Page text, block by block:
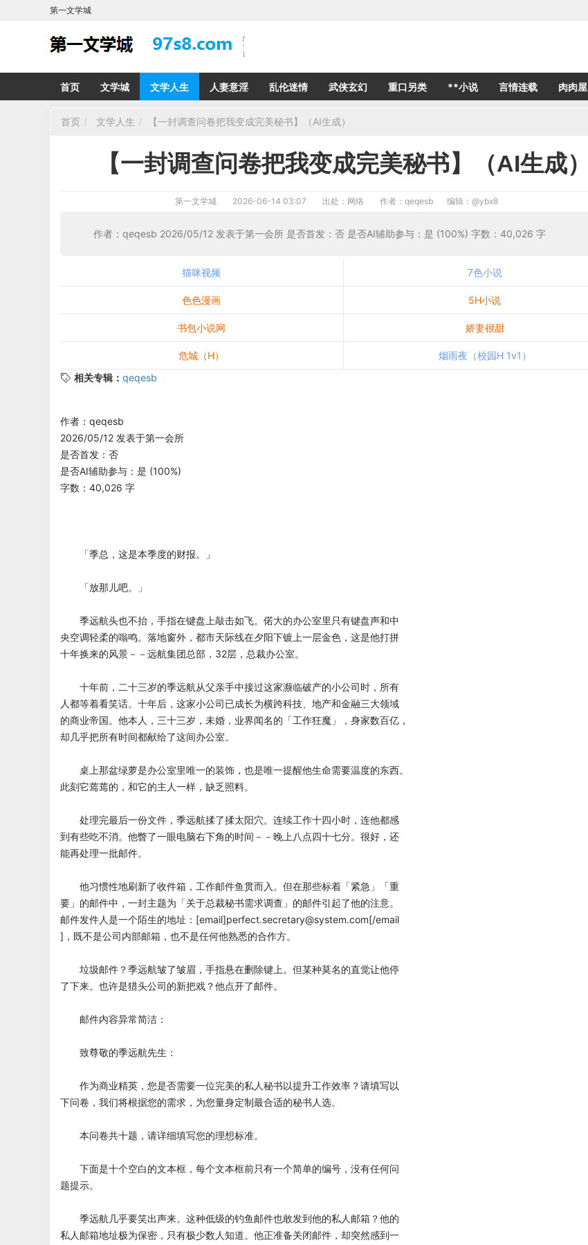
第一文学城
首页 文学城 文学人生 人妻意淫 乱伦迷情 武侠玄幻 重口另类 **小说 言情连载 肉肉屋
首页 文学人生 【一封调查问卷把我变成完美秘书】（AI生成）
【一封调查问卷把我变成完美秘书】（AI生成）
第一文学城 2026-06-14 03:07 出处：网络 作者：qeqesb 编辑： @ybx8
作者：qeqesb 2026/05/12 发表于第一会所 是否首发：否 是否AI辅助参与：是 (100%) 字数：40,026 字
猫咪视频 7色小说
色色漫画 5H小说
书包小说网 娇妻很甜
危城（H）
烟雨夜（校园H 1v1）
相关专辑： qeqesb
作者：qeqesb
2026/05/12 发表于第一会所
是否首发：否
是否AI辅助参与：是 (100%)
字数：40,026 字
「季总，这是本季度的财报。」
「放那儿吧。」
季远航头也不抬，手指在键盘上敲击如飞。偌大的办公室里只有键盘声和中
央空调轻柔的嗡鸣。落地窗外，都市天际线在夕阳下镀上一层金色，这是他打拼
十年换来的风景－－远航集团总部，32层，总裁办公室。
十年前，二十三岁的季远航从父亲手中接过这家濒临破产的小公司时，所有
人都等着看笑话。十年后，这家小公司已成长为横跨科技、地产和金融三大领域
的商业帝国。他本人，三十三岁，未婚，业界闻名的「工作狂魔」，身家数百亿，
却几乎把所有时间都献给了这间办公室。
桌上那盆绿萝是办公室里唯一的装饰，也是唯一提醒他生命需要温度的东西。
此刻它蔫蔫的，和它的主人一样，缺乏照料。
处理完最后一份文件，季远航揉了揉太阳穴。连续工作十四小时，连他都感
到有些吃不消。他瞥了一眼电脑右下角的时间－－晚上八点四十七分。很好，还
能再处理一批邮件。
他习惯性地刷新了收件箱，工作邮件鱼贯而入。但在那些标着「紧急」「重
要」的邮件中，一封主题为「关于总裁秘书需求调查」的邮件引起了他的注意。
邮件发件人是一个陌生的地址：[email]perfect.secretary@system.com[/email
]，既不是公司内部邮箱，也不是任何他熟悉的合作方。
垃圾邮件？季远航皱了皱眉，手指悬在删除键上。但某种莫名的直觉让他停
了下来。也许是猎头公司的新把戏？他点开了邮件。
邮件内容异常简洁：
致尊敬的季远航先生：
作为商业精英，您是否需要一位完美的私人秘书以提升工作效率？请填写以
下问卷，我们将根据您的需求，为您量身定制最合适的秘书人选。
本问卷共十题，请详细填写您的理想标准。
下面是十个空白的文本框，每个文本框前只有一个简单的编号，没有任何问
题提示。
季远航几乎要笑出声来。这种低级的钓鱼邮件也敢发到他的私人邮箱？他的
私人邮箱地址极为保密，只有极少数人知道。他正准备关闭邮件，却突然感到一